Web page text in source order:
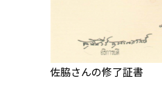
佐脇さんの修了証書